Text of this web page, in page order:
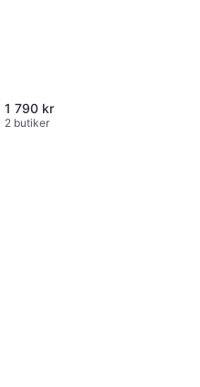
1 790 kr
2 butiker